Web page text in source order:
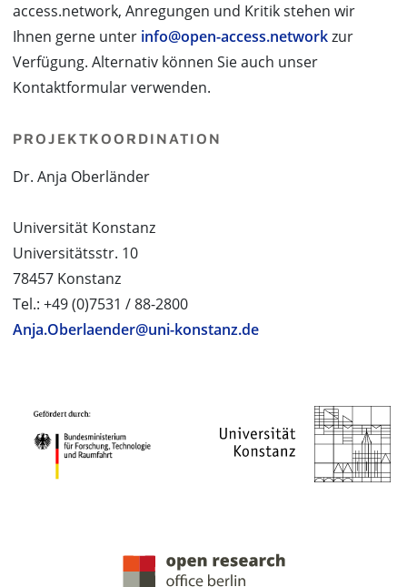
access.network, Anregungen und Kritik stehen wir
Ihnen gerne unter info@open-access.networkzur
Verfügung. Alternativ können Sie auch unser
Kontaktformular verwenden.
PROJEKTKOORDINATION
Dr. Anja Oberländer
Universität Konstanz
Universitätsstr. 10
78457 Konstanz
Tel.: +49 (0)7531 / 88-2800
Anja.Oberlaender@uni-konstanz.de